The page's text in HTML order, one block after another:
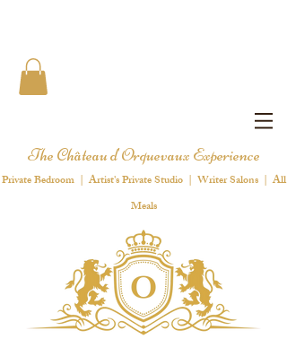
The Château d'Orquevaux Experience
Private Bedroom | Artist's Private Studio | Writer Salons | All
Meals